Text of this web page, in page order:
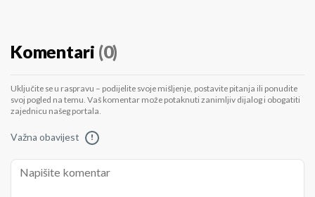
Komentari (0)
Uključite se u raspravu – podijelite svoje mišljenje, postavite pitanja ili ponudite
svoj pogled na temu. Vaš komentar može potaknuti zanimljiv dijalog i obogatiti
zajednicu našeg portala.
Važna obavijest !